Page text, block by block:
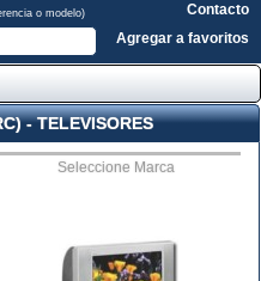
o modelo)
Contacto
Agregar a favoritos
- TELEVISORES
Seleccione Marca